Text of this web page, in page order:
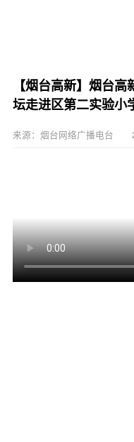
【烟台高新】烟台
坛走进区第二实验小
来源：烟台网络广播电台